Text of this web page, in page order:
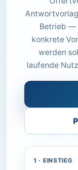
Betrieb —
konkrete
werden
laufende
1 · EINSTIEG